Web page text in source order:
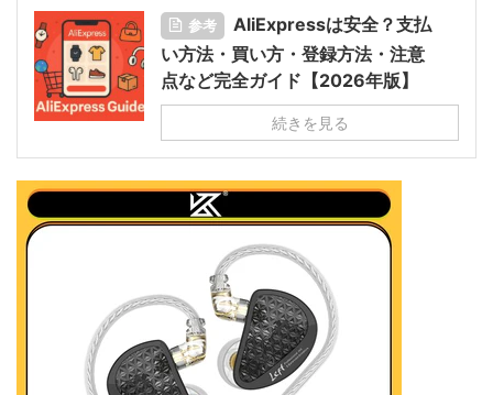
参考
AliExpressは安全？支払
い方法・買い方・登録方法・注意
点など完全ガイド【2026年版】
続きを見る